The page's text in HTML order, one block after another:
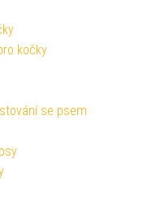
kočky
se psem